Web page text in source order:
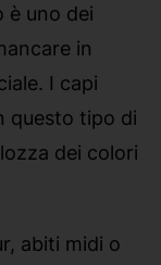
è uno dei
in
I capi
questo tipo di
dei colori
abiti midi o